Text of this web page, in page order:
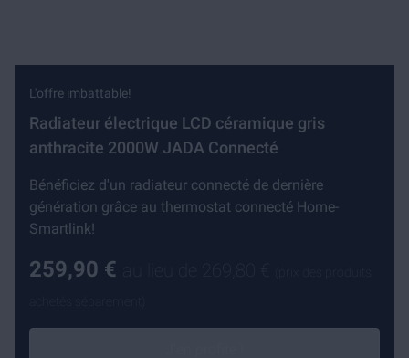
L'offre imbattable!
Radiateur électrique LCD céramique gris
anthracite 2000W JADA Connecté
Bénéficiez d'un radiateur connecté de dernière
génération grâce au thermostat connecté Home-
Smartlink!
259,90 €